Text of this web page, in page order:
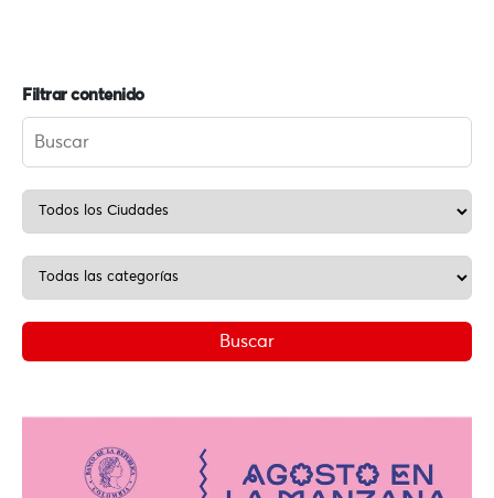
Filtrar contenido